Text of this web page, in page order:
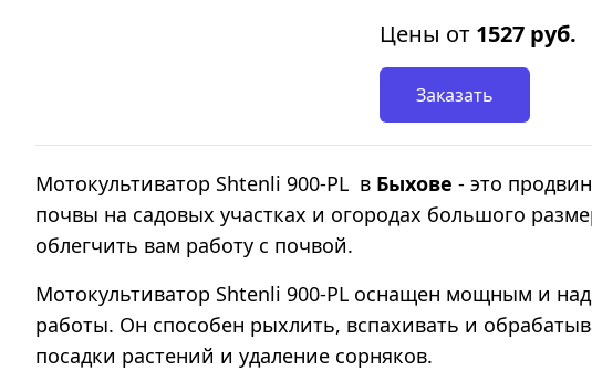
Цены от 1527 руб.
Заказать
Мотокультиватор Shtenli 900-PL в Быхове - это
почвы на садовых участках и огородах большого
облегчить вам работу с почвой.
Мотокультиватор Shtenli 900-PL оснащен мощным и
работы. Он способен рыхлить, вспахивать и
посадки растений и удаление сорняков.